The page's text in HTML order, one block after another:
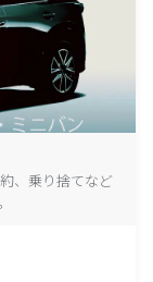
、乗り捨てなど